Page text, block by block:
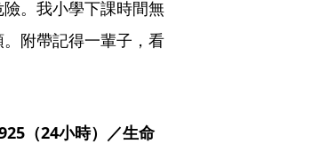
。我小學下課時間無
附帶記得一輩子，看
（24小時）／生命